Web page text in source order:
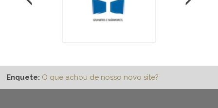
Enquete: O que achou de nosso novo site?